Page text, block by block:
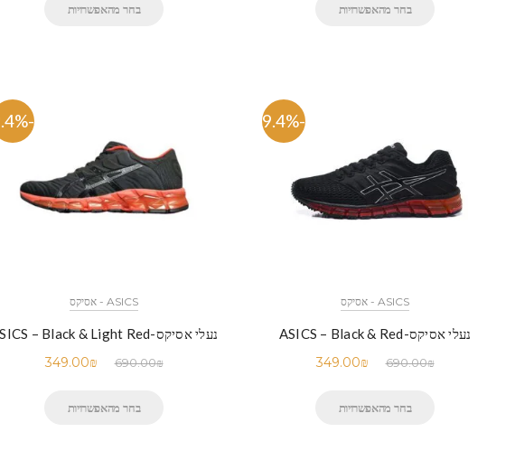
בחר מהאפשרויות בחר מהאפשרויות
-49.4%
ASICS - אסיקס
נעלי אסיקס-ASICS – Black & Light Red
690.00₪
349.00₪
בחר מהאפשרויות
-49.4%
ASICS - אסיקס
נעלי אסיקס-ASICS – Black & Red
690.00₪
349.00₪
בחר מהאפשרויות